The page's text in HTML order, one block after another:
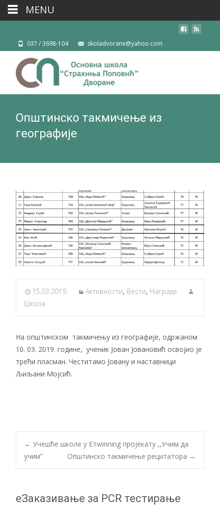
037 / 3698-104 skoladvorane@yahoo.com
Општинско такмичење из
географије
15.03.2019. Активности, Вести, Награде
Школа
На општинском такмичењу из географије, одржаном
10. 03. 2019. године, ученик Јован Јовановић освојио је
трећи пласман. Честитамо Јовану и наставници
Љиљани Мојсић.
Post
← Учешће школе у Етwinning пројекату ,,Учим да
учим”
Општинско такмичење рецитатора →
еЗаказивање за PCR тестирање
MENU